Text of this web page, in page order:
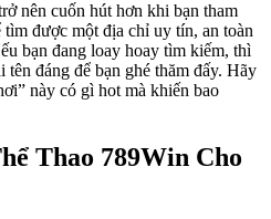
nên cuốn hút hơn khi bạn tham
được một địa chỉ uy tín, an toàn
bạn đang loay hoay tìm kiếm, thì
tên đáng để bạn ghé thăm đấy. Hãy
này có gì hot mà khiến bao
Thao 789Win Cho